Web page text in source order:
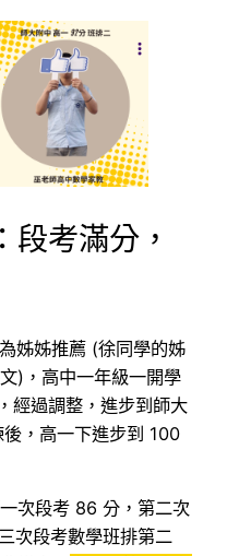
段考滿分，
姊姊推薦 (徐同學的姊
)，高中一年級一開學
經過調整，進步到師大
，高一下進步到 100
次段考 86 分，第二次
次段考數學班排第二